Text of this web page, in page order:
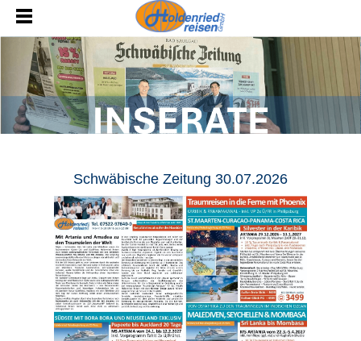
Schwäbische Zeitung 30.07.2026